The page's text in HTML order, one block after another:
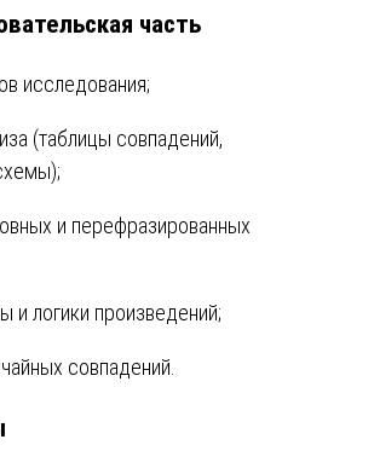
часть
исследования;
(таблицы совпадений,
и перефразированных
и логики произведений;
совпадений.